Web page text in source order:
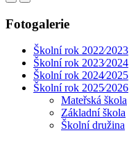
Fotogalerie
Školní rok 2022⁄2023
Školní rok 2023⁄2024
Školní rok 2024⁄2025
Školní rok 2025⁄2026
Mateřská škola
Základní škola
Školní družina